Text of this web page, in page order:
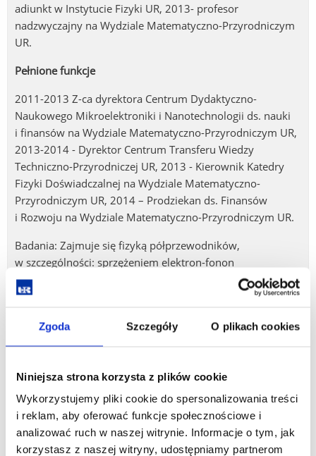
Zgoda Szczegóły O plikach cookies
Niniejsza strona korzysta z plików cookie
Wykorzystujemy pliki cookie do spersonalizowania treści
i reklam, aby oferować funkcje społecznościowe i
analizować ruch w naszej witrynie. Informacje o tym, jak
korzystasz z naszej witryny, udostępniamy partnerom
adiunkt w Instytucie Fizyki UR, 2013- profesor
nadzwyczajny na Wydziale Matematyczno-Przyrodniczym
UR.
Pełnione funkcje
2011-2013 Z-ca dyrektora Centrum Dydaktyczno-
Naukowego Mikroelektroniki i Nanotechnologii ds. nauki
i finansów na Wydziale Matematyczno-Przyrodniczym UR,
2013-2014 - Dyrektor Centrum Transferu Wiedzy
Techniczno-Przyrodniczej UR, 2013 - Kierownik Katedry
Fizyki Doświadczalnej na Wydziale Matematyczno-
Przyrodniczym UR, 2014 – Prodziekan ds. Finansów
i Rozwoju na Wydziale Matematyczno-Przyrodniczym UR.
Badania: Zajmuje się fizyką półprzewodników,
w szczególności: sprzężeniem elektron-fonon
w półprzewodnikowych kryształach i strukturach oraz
własnościami fizycznymi wybranych struktur.
Stosowane techniki badawcze: badania techniką odbicia
Ostatnie prace dotyczą badań tkanek nowotworowych za
pomocą FTIR oraz spektroskopii ramanowskiej w celu
odnalezienia wskaźnika oceniającego skuteczność leczenia
raka piersi.